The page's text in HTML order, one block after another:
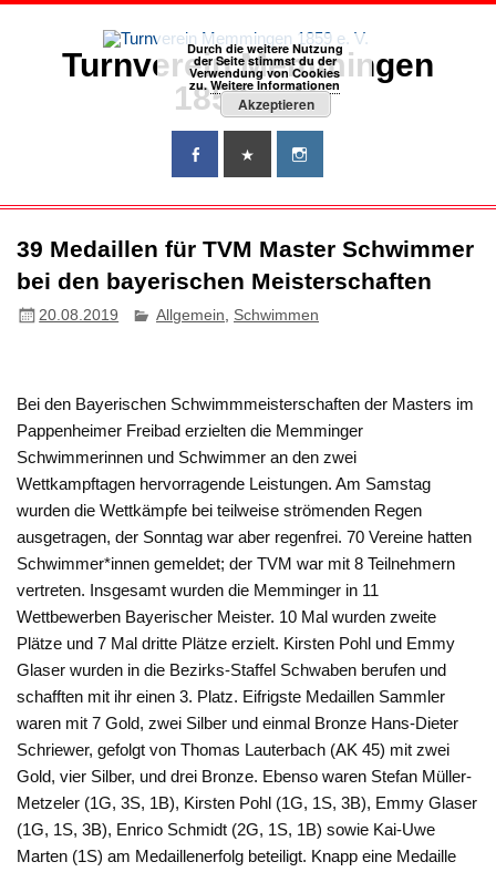
Zum
Turnverein Memmingen
1859 e. V.
39 Medaillen für TVM Master Schwimmer
bei den bayerischen Meisterschaften
20.08.2019 Allgemein, Schwimmen
Bei den Bayerischen Schwimmmeisterschaften der Masters im
Pappenheimer Freibad erzielten die Memminger
Schwimmerinnen und Schwimmer an den zwei
Wettkampftagen hervorragende Leistungen. Am Samstag
wurden die Wettkämpfe bei teilweise strömenden Regen
ausgetragen, der Sonntag war aber regenfrei. 70 Vereine hatten
Schwimmer*innen gemeldet; der TVM war mit 8 Teilnehmern
vertreten. Insgesamt wurden die Memminger in 11
Wettbewerben Bayerischer Meister. 10 Mal wurden zweite
Plätze und 7 Mal dritte Plätze erzielt. Kirsten Pohl und Emmy
Glaser wurden in die Bezirks-Staffel Schwaben berufen und
schafften mit ihr einen 3. Platz. Eifrigste Medaillen Sammler
waren mit 7 Gold, zwei Silber und einmal Bronze Hans-Dieter
Schriewer, gefolgt von Thomas Lauterbach (AK 45) mit zwei
Gold, vier Silber, und drei Bronze. Ebenso waren Stefan Müller-
Metzeler (1G, 3S, 1B), Kirsten Pohl (1G, 1S, 3B), Emmy Glaser
(1G, 1S, 3B), Enrico Schmidt (2G, 1S, 1B) sowie Kai-Uwe
Marten (1S) am Medaillenerfolg beteiligt. Knapp eine Medaille
Durch die weitere Nutzung
der Seite stimmst du der
Verwendung von Cookies
zu.Weitere Informationen
Akzeptieren